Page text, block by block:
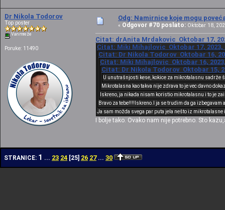
Dr Nikola Todorov
Top poster
Van mreže
Poruke: 11490
Odg: Namirnice koje mogu
« Odgovor #70 poslato: Oktobar 18,
Citat: drAnita Mrdakovic Oktobar 17,
Citat: Miki Mihajlovic Oktobar 17, 2023,
Citat: Dr Nikola Todorov Oktobar 16,
Citat: Miki Mihajlovic Oktobar 16,
Citat: Dr Nikola Todorov Oktobar 15,
U unutrašnjosti kese, kokice za mikrotalasnu
Mikrotalasna kao takva nije zdrava to je vec davno
Iskreno, ja nikada nisam koristio mikrotalasnu i to je
Bravo za tebe!!!!Iskreno.I ja se trudim da ga
Ja sam možda svega par puta jela nešto iz mikrotalasne
I bolje tako. Ovako nam nije potrebno. Sto
STRANICE: 1 ... 23 24 [25] 26 27 ... 30